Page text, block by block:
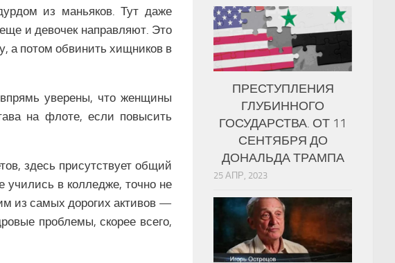
из маньяков. Тут даже
и девочек направляют. Это
а потом обвинить хищников в
уверены, что женщины
на флоте, если повысить
здесь присутствует общий
учились в колледже, точно не
из самых дорогих активов —
проблемы, скорее всего,
ПРЕСТУПЛЕНИЯ
ГЛУБИННОГО
ГОСУДАРСТВА. ОТ 11
СЕНТЯБРЯ ДО
ДОНАЛЬДА ТРАМПА
25 АПР, 2023